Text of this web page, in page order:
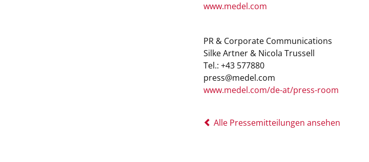
www.medel.com
PR & Corporate Communications
Silke Artner & Nicola Trussell
Tel.: +43 577880
press@medel.com
www.medel.com/de-at/press-room
Alle Pressemitteilungen ansehen